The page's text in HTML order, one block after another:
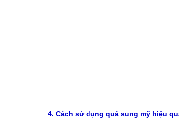
4. Cách sử dụng quả sung mỹ hiệu